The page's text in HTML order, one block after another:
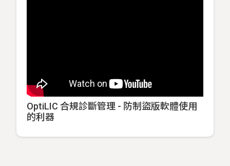
OptiLIC 合規診斷管理 - 防制盜版軟體使用
的利器